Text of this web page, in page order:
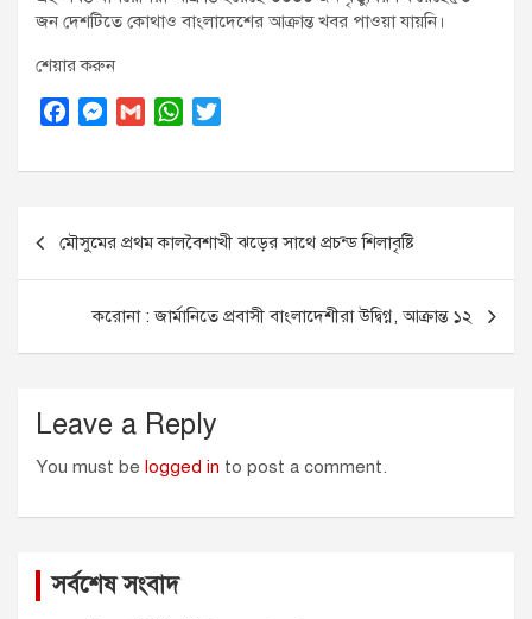
জন দেশটিতে কোথাও বাংলাদেশের আক্রান্ত খবর পাওয়া যায়নি।
শেয়ার করুন
c
o
o
M
s
n
g
e
G
a
W
a
A
p
p
i
e
r
Post
navigation
মৌসুমের প্রথম কালবৈশাখী ঝড়ের সাথে প্রচন্ড শিলাবৃষ্টি
করোনা : জার্মানিতে প্রবাসী বাংলাদেশীরা উদ্বিগ্ন, আক্রান্ত ১২
Leave a Reply
You must be logged in to post a comment.
সর্বশেষ সংবাদ